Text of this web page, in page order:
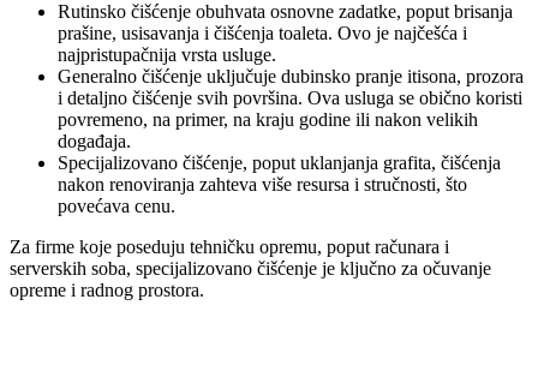
Rutinsko čišćenje obuhvata osnovne zadatke, poput brisanja
prašine, usisavanja i čišćenja toaleta. Ovo je najčešća i
najpristupačnija vrsta usluge.
Generalno čišćenje uključuje dubinsko pranje itisona, prozora
i detaljno čišćenje svih površina. Ova usluga se obično koristi
povremeno, na primer, na kraju godine ili nakon velikih
događaja.
Specijalizovano čišćenje, poput uklanjanja grafita, čišćenja
nakon renoviranja zahteva više resursa i stručnosti, što
povećava cenu.
Za firme koje poseduju tehničku opremu, poput računara i
serverskih soba, specijalizovano čišćenje je ključno za očuvanje
opreme i radnog prostora.